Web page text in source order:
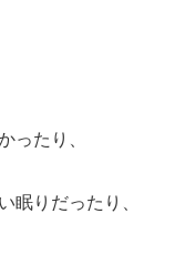
ったり、
眠りだったり、